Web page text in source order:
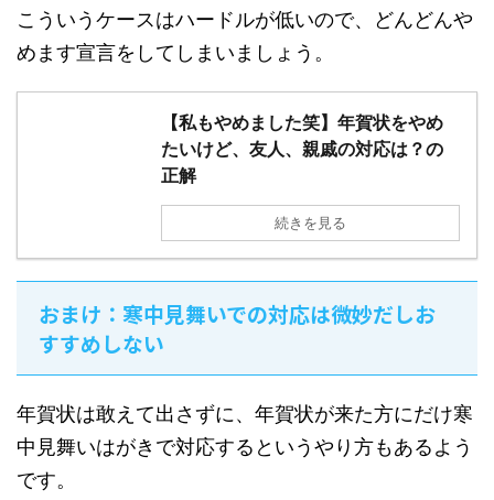
こういうケースはハードルが低いので、どんどんや
めます宣言をしてしまいましょう。
【私もやめました笑】年賀状をやめ
たいけど、友人、親戚の対応は？の
正解
続きを見る
おまけ：寒中見舞いでの対応は微妙だしお
すすめしない
年賀状は敢えて出さずに、年賀状が来た方にだけ寒
中見舞いはがきで対応するというやり方もあるよう
です。